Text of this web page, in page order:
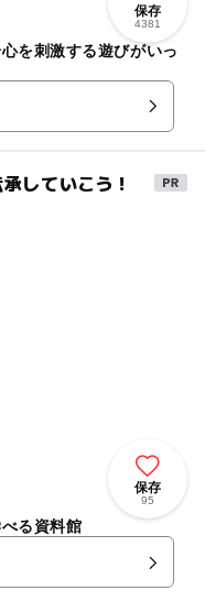
保存
4381
を刺激する遊びがいっ
していこう！
保存
95
る資料館